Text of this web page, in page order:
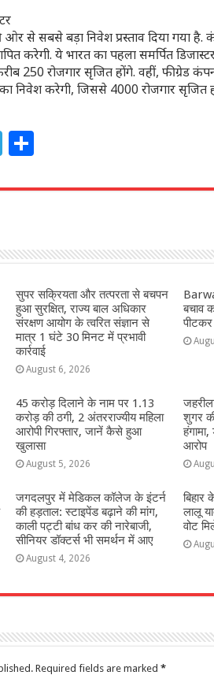
ओर से सबसे बड़ा निवेश प्रस्ताव दिया गया
करेगी. ये भारत का पहला समर्पित
250 रोजगार सृजित होंगे. वहीं, फीग्रेड
निवेश करेगी, जिससे 4000 रोजगार सृजित
T
e
ra
m
ar
सुपर सक्रियता और तत्परता से बचपन
हुआ सुरक्षित, राज्य बाल अधिकार
संरक्षण आयोग के त्वरित संज्ञान से
मात्र 1 घंटे 30 मिनट में प्रभावी
कार्रवाई
August 6, 2026
बचाव
पीटकर
45 करोड़ दिलाने के नाम पर 1.13
करोड़ की ठगी, 2 अंतरराज्यीय महिला
आरोपी गिरफ्तार, जानें कैसे हुआ
खुलासा
August 5, 2026
शुगर
हंगामा,
आरोप
जगदलपुर में मेडिकल कॉलेज के इंटर्न
की हड़ताल: स्टाइपेंड बढ़ाने की मांग,
काली पट्टी बांध कर की नारेबाजी,
सीनियर डॉक्टर्स भी समर्थन में आए
August 4, 2026
ब‍िहार
लालू
वोट
Required fields are marked *